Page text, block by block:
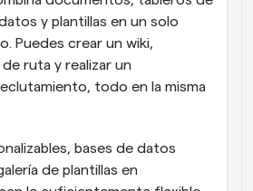
y plantillas en un solo
Puedes crear un wiki,
ruta y realizar un
todo en la misma
bases de datos
de plantillas en